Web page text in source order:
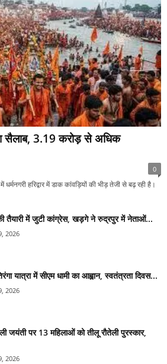
सैलाब, 3.19 करोड़ से अधिक
0
धर्मनगरी हरिद्वार में डाक कांवड़ियों की भीड़ तेजी से बढ़ रही है।
तैयारी में जुटी कांग्रेस, खड़गे ने रुद्रपुर में नेताओं...
2026
यात्रा में सीएम धामी का आह्वान, स्वतंत्रता दिवस...
2026
जयंती पर 13 महिलाओं को तीलू रौतेली पुरस्कार,
2026